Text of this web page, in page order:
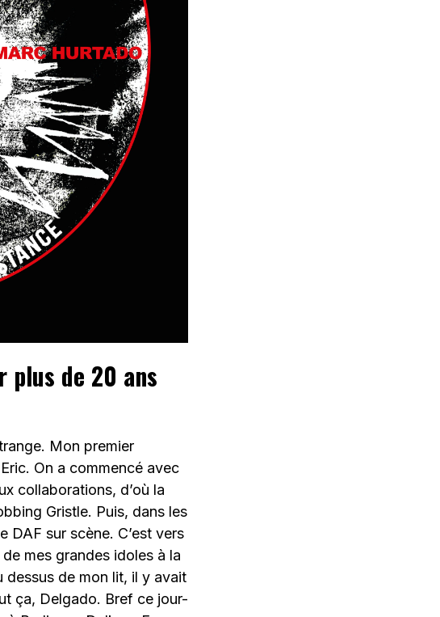
plus de 20 ans
Mon premier
On a commencé avec
collaborations, d’où la
Gristle. Puis, dans les
DAF sur scène. C’est vers
mes grandes idoles à la
dessus de mon lit, il y avait
ça, Delgado. Bref ce jour-